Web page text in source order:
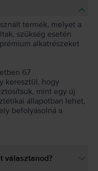
termék, melyet a
szükség esetén
alkatrészeket
67
keresztül, hogy
mint egy új
állapotban lehet,
befolyásolná a
választanod?